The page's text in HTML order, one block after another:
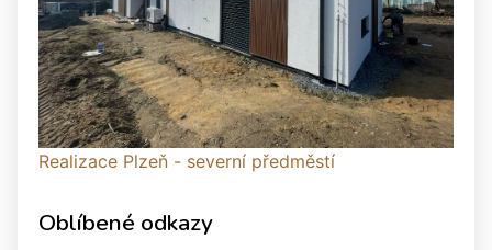
Realizace Plzeň - severní předměstí
Oblíbené odkazy